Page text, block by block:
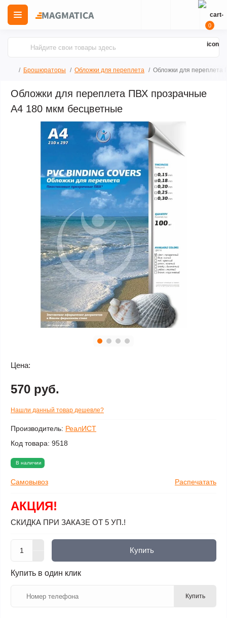
0
Брошюраторы Обложки для переплета Обложки для переплета
Обложки для переплета ПВХ прозрачные
А4 180 мкм бесцветные
Производитель: РеалИСТ
Код товара: 9518
В наличии
Самовывоз Распечатать
Цена:
570 руб.
Нашли данный товар дешевле?
АКЦИЯ!
СКИДКА ПРИ ЗАКАЗЕ ОТ 5 УП.!
Купить
Купить в один клик
Купить